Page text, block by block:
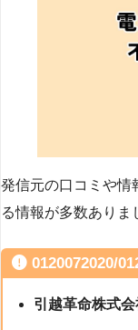
発信元の口コミや情
る情報が多数ありま
0120072020/
引越革命株式